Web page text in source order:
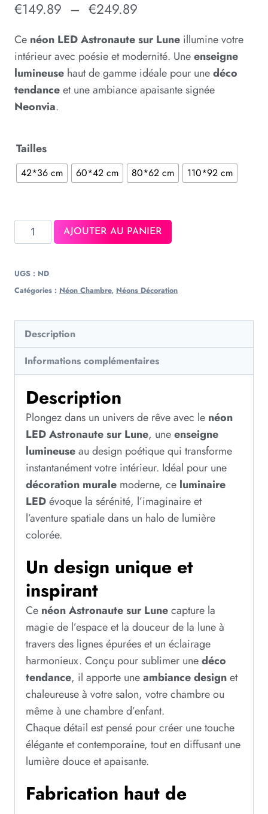
€149.89 – €249.89
Ce néon LED Astronaute sur Lune illumine votre
intérieur avec poésie et modernité. Uneenseigne
lumineuse haut de gamme idéale pour unedéco
tendanceet une ambiance apaisante signée
Neonvia.
Tailles
42*36 cm 60*42 cm 80*62 cm 110*92 cm
AJOUTER AU PANIER
UGS : ND
Catégories : Néon Chambre, Néons Décoration
Description
Informations complémentaires
Description
Plongez dans un univers de rêve avec le néon
LED Astronaute sur Lune, uneenseigne
lumineuseau design poétique qui transforme
instantanément votre intérieur. Idéal pour une
décoration murale moderne, ce luminaire
LEDévoque la sérénité, l’imaginaire et
l’aventure spatiale dans un halo de lumière
colorée.
Un design unique et
inspirant
Ce néon Astronaute sur Lunecapture la
magie de l’espace et la douceur de la lune à
travers des lignes épurées et un éclairage
harmonieux. Conçu pour sublimer unedéco
tendance, il apporte uneambiance designet
chaleureuse à votre salon, votre chambre ou
même à une chambre d’enfant.
Chaque détail est pensé pour créer une touche
élégante et contemporaine, tout en diffusant une
lumière douce et apaisante.
Fabrication haut de